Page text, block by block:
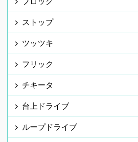
ストップ
ツッツキ
フリック
チキータ
台上ドライブ
ループドライブ